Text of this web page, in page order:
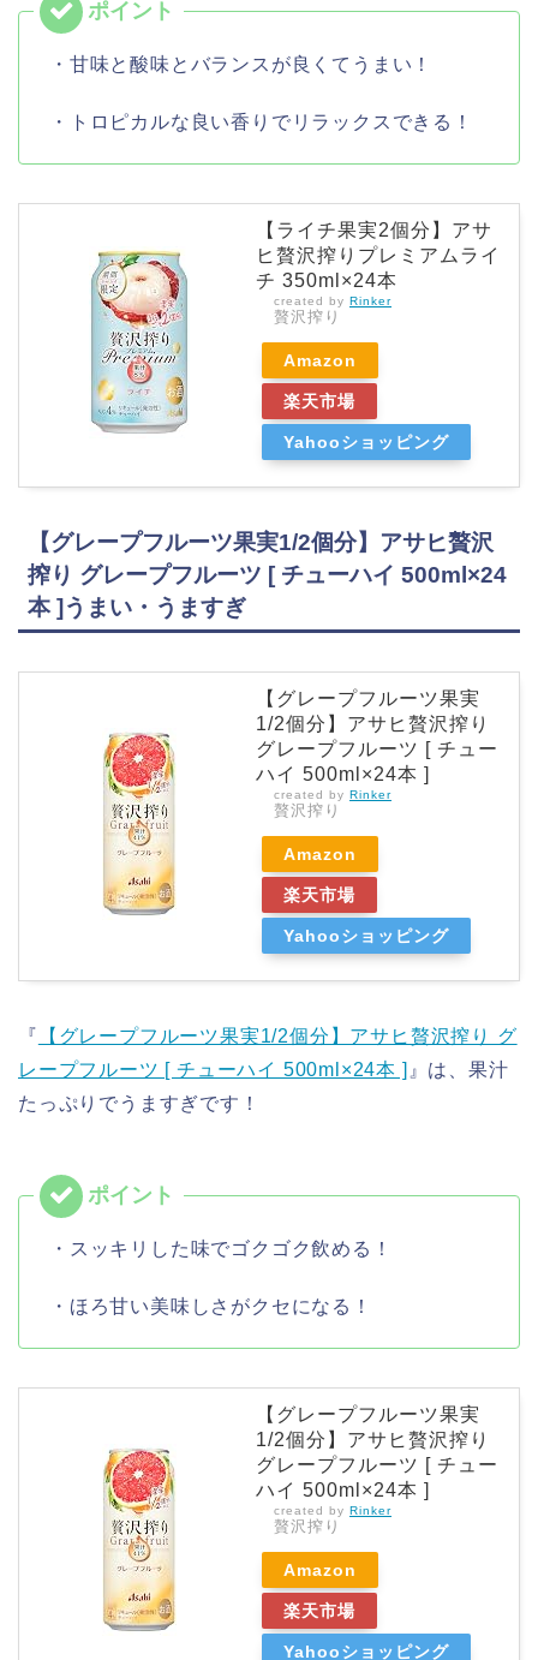
・甘味と酸味とバランスが良くてうまい！
・トロピカルな良い香りでリラックスできる！
【ライチ果実2個分】アサ
ヒ贅沢搾りプレミアムライ
チ 350ml×24本
created by Rinker
贅沢搾り
Amazon
楽天市場
Yahooショッピング
【グレープフルーツ果実1/2個分】アサヒ贅沢
搾り グレープフルーツ [ チューハイ 500ml×24
本 ]うまい・うますぎ
【グレープフルーツ果実
1/2個分】アサヒ贅沢搾り
グレープフルーツ [ チュー
ハイ 500ml×24本 ]
created by Rinker
贅沢搾り
Amazon
楽天市場
Yahooショッピング
『
【グレープフルーツ果実1/2個分】アサヒ贅沢搾り グ
レープフルーツ [ チューハイ 500ml×24本 ] 』は、果汁
たっぷりでうますぎです！
・スッキリした味でゴクゴク飲める！
・ほろ甘い美味しさがクセになる！
【グレープフルーツ果実
1/2個分】アサヒ贅沢搾り
グレープフルーツ [ チュー
ハイ 500ml×24本 ]
created by Rinker
贅沢搾り
Amazon
楽天市場
Yahooショッピング